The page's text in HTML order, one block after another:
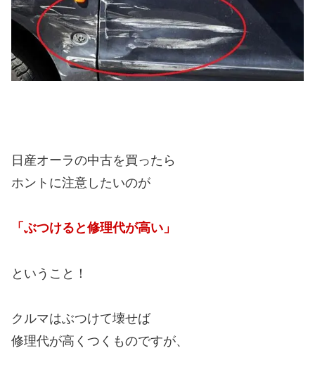
日産オーラの中古を買ったら
ホントに注意したいのが
「ぶつけると修理代が高い」
ということ！
クルマはぶつけて壊せば
修理代が高くつくものですが、